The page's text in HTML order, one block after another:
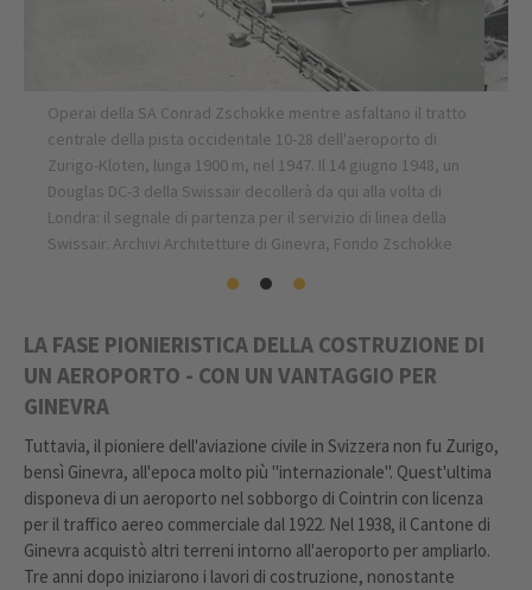
Operai della SA Conrad Zschokke mentre asfaltano il tratto
centrale della pista occidentale 10-28 dell'aeroporto di
Zurigo-Kloten, lunga 1900 m, nel 1947. Il 14 giugno 1948, un
Douglas DC-3 della Swissair decollerà da qui alla volta di
Londra: il segnale di partenza per il servizio di linea della
Swissair. Archivi Architetture di Ginevra, Fondo Zschokke
LA FASE PIONIERISTICA DELLA COSTRUZIONE DI
UN AEROPORTO - CON UN VANTAGGIO PER
GINEVRA
Tuttavia, il pioniere dell'aviazione civile in Svizzera non fu Zurigo,
bensì Ginevra, all'epoca molto più "internazionale". Quest'ultima
disponeva di un aeroporto nel sobborgo di Cointrin con licenza
per il traffico aereo commerciale dal 1922. Nel 1938, il Cantone di
Ginevra acquistò altri terreni intorno all'aeroporto per ampliarlo.
Tre anni dopo iniziarono i lavori di costruzione, nonostante